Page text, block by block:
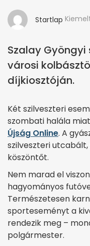
Startlap
Szalay
városi
díjkiosztóján.
Két szilveszteri
szombati halála
Újság Online. A
szilveszteri
köszöntőt.
Nem marad el
hagyományos
Természetesen
sporteseményt a
rendezik meg –
polgármester.